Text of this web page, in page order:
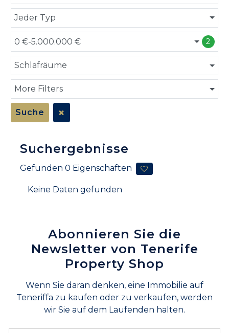
Jeder Typ
0 €-5.000.000 € 2
Schlafräume
More Filters
Suche
Suchergebnisse
Gefunden 0 Eigenschaften
Keine Daten gefunden
Abonnieren Sie die
Newsletter von Tenerife
Property Shop
Wenn Sie daran denken, eine Immobilie auf
Teneriffa zu kaufen oder zu verkaufen, werden
wir Sie auf dem Laufenden halten.